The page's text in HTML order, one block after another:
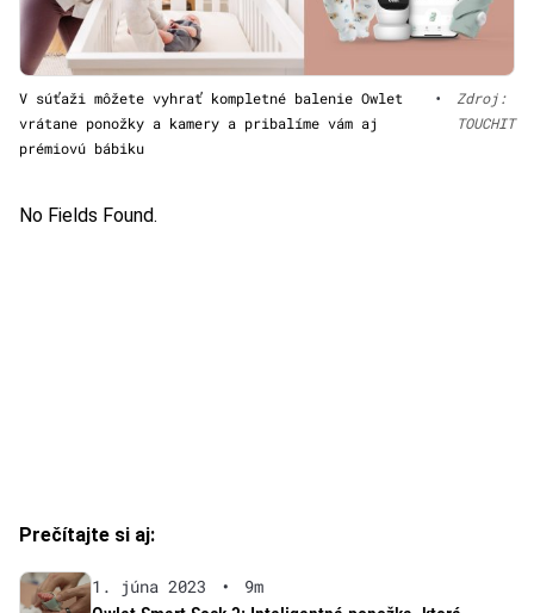
V súťaži môžete vyhrať kompletné balenie Owlet
vrátane ponožky a kamery a pribalíme vám aj
prémiovú bábiku
•
Zdroj:
TOUCHIT
No Fields Found.
Prečítajte si aj:
1. júna 2023 •
9m